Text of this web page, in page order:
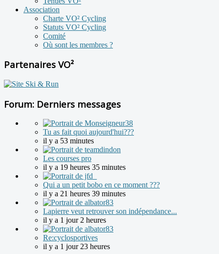
Association
Charte VO² Cycling
Statuts VO² Cycling
Comité
Où sont les membres ?
Partenaires VO²
Forum: Derniers messages
Tu as fait quoi aujourd'hui???
il y a 53 minutes
Les courses pro
il y a 19 heures 35 minutes
Qui a un petit bobo en ce moment ???
il y a 21 heures 39 minutes
Lapierre veut retrouver son indépendance...
il y a 1 jour 2 heures
Re:cyclosportives
il y a 1 jour 23 heures